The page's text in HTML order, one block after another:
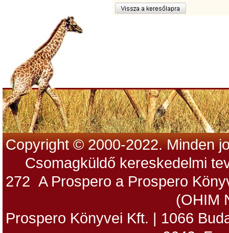
Copyright © 2000-2022. Minden
Csomagküldő kereskedelmi
272 A Prospero a Prospero
(OHIM
Prospero Könyvei Kft. | 1066